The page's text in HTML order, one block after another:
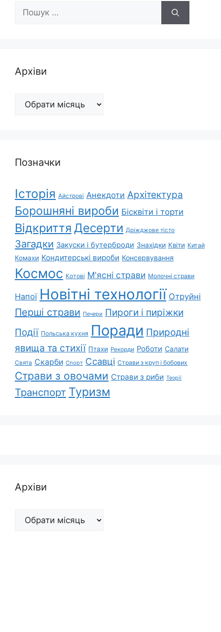
Пошук:
Архіви
Архіви
Позначки
Історія Айстрові Анекдоти Архітектура
Борошняні вироби Бісквіти і торти
Відкриття Десерти Дріжджове тісто
Загадки Закуски і бутерброди Знахідки Квіти Китай
Комахи Кондитерські вироби Консервування
Космос Котові М'ясні страви Молочні страви
Напої Новітні технології Отруйні
Перші страви Печери Пироги і пиріжки
Події Польська кухня Поради Природні
явища та стихії Птахи Рекорди Роботи Салати
Свята Скарби Спорт Ссавці Страви з круп і бобових
Страви з овочами Страви з риби Теорії
Транспорт Туризм
Архіви
Архіви